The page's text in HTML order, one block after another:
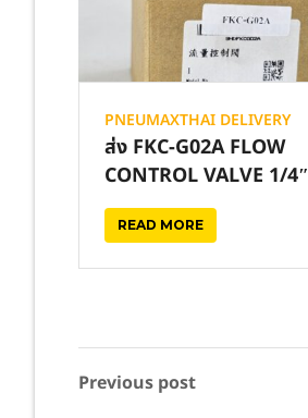
PNEUMAXTHAI DELIVERY
ส่ง FKC-G02A FLOW
CONTROL VALVE 1/4″
READ MORE
Previous post